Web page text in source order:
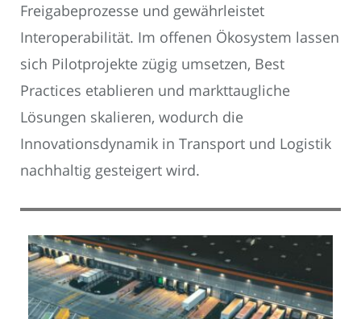
Freigabeprozesse und gewährleistet
Interoperabilität. Im offenen Ökosystem lassen
sich Pilotprojekte zügig umsetzen, Best
Practices etablieren und markttaugliche
Lösungen skalieren, wodurch die
Innovationsdynamik in Transport und Logistik
nachhaltig gesteigert wird.